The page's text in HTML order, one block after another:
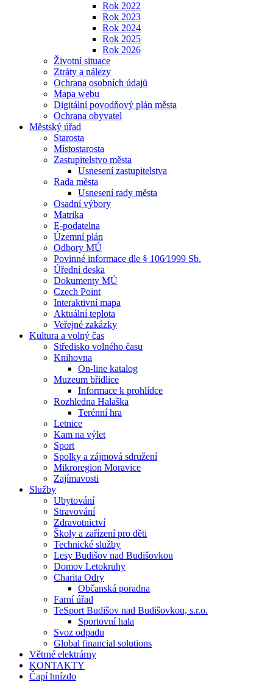
Rok 2022
Rok 2023
Rok 2024
Rok 2025
Rok 2026
Životní situace
Ztráty a nálezy
Ochrana osobních údajů
Mapa webu
Digitální povodňový plán města
Ochrana obyvatel
Městský úřad
Starosta
Místostarosta
Zastupitelstvo města
Usnesení zastupitelstva
Rada města
Usnesení rady města
Osadní výbory
Matrika
E-podatelna
Územní plán
Odbory MÚ
Povinné informace dle § 106⁄1999 Sb.
Úřední deska
Dokumenty MÚ
Czech Point
Interaktivní mapa
Aktuální teplota
Veřejné zakázky
Kultura a volný čas
Středisko volného času
Knihovna
On-line katalog
Muzeum břidlice
Informace k prohlídce
Rozhledna Halaška
Terénní hra
Letnice
Kam na výlet
Sport
Spolky a zájmová sdružení
Mikroregion Moravice
Zajímavosti
Služby
Ubytování
Stravování
Zdravotnictví
Školy a zařízení pro děti
Technické služby
Lesy Budišov nad Budišovkou
Domov Letokruhy
Charita Odry
Občanská poradna
Farní úřad
TeSport Budišov nad Budišovkou, s.r.o.
Sportovní hala
Svoz odpadu
Global financial solutions
Větrné elektrárny
KONTAKTY
Čapí hnízdo